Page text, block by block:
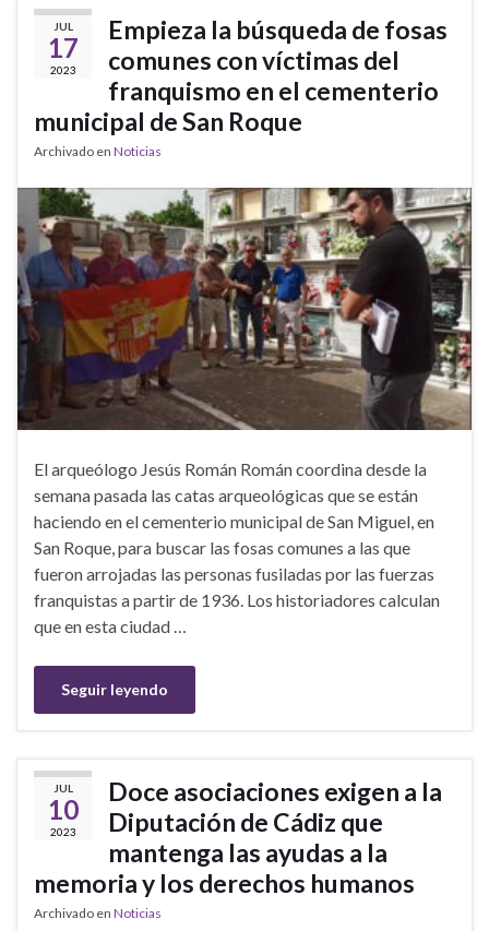
JUL
17
2023
Empieza la búsqueda de fosas
comunes con víctimas del
franquismo en el cementerio
municipal de San Roque
Archivado en Noticias
El arqueólogo Jesús Román Román coordina desde la
semana pasada las catas arqueológicas que se están
haciendo en el cementerio municipal de San Miguel, en
San Roque, para buscar las fosas comunes a las que
fueron arrojadas las personas fusiladas por las fuerzas
franquistas a partir de 1936. Los historiadores calculan
que en esta ciudad …
Seguir leyendo
JUL
10
2023
Doce asociaciones exigen a la
Diputación de Cádiz que
mantenga las ayudas a la
memoria y los derechos humanos
Archivado en Noticias